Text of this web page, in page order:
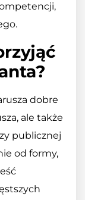
dobre
ale także
publicznej
od formy,